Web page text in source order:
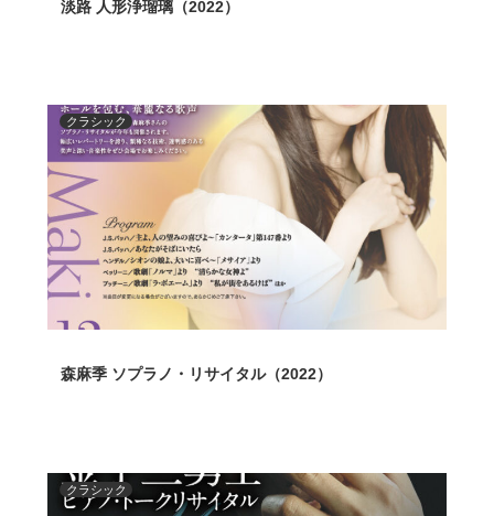
淡路 人形浄瑠璃（2022）
クラシック
森麻季 ソプラノ・リサイタル（2022）
クラシック